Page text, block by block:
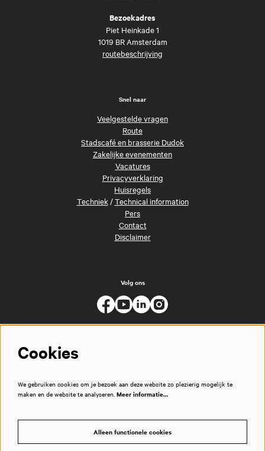
Bezoekadres
Piet Heinkade 1
1019 BR Amsterdam
routebeschrijving
Snel naar
Veelgestelde vragen
Route
Stadscafé en brasserie Dudok
Zakelijke evenementen
Vacatures
Privacyverklaring
Huisregels
Techniek/Technical information
Pers
Contact
Disclaimer
Volg ons
Cookies
We gebruiken cookies om je bezoek aan deze website zo plezierig mogelijk te
maken en de website te analyseren. Meer informatie…
Alleen functionele cookies